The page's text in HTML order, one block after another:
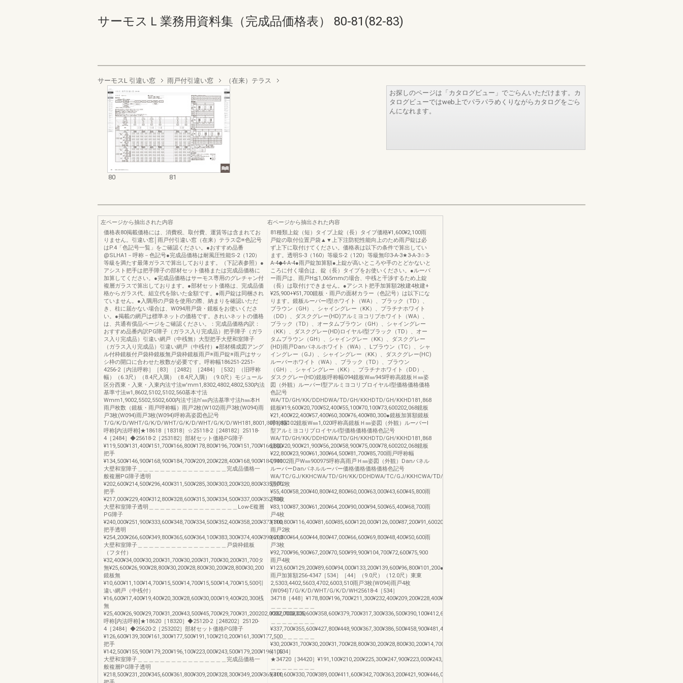
サーモスＬ業務用資料集（完成品価格表） 80-81(82-83)
サーモスL 引違い窓 雨戸付引違い窓 （在来）テラス
80 81
お探しのページは「カタログビュー」でごらんいただけます。カ
タログビューではweb上でパラパラめくりながらカタログをごら
んになれます。
左ページから抽出された内容
価格表80掲載価格には、消費税、取付費、運賃等は含まれてお
りません。引違い窓│雨戸付引違い窓（在来）テラス②※色記号
はP.4「色記号一覧」をご確認ください。●おすすめ品番
@SLHA1－呼称－色記号●完成品価格は耐風圧性能S-2（120）
等級を満たす最薄ガラスで算出しております。（下記表参照）●
アシスト把手は把手障子の部材セット価格または完成品価格に
加算してください。●完成品価格はサーモス専用のグレチャン付
複層ガラスで算出しております。●部材セット価格は、完成品価
格からガラス代、組立代を除いた金額です。●雨戸錠は同梱され
ていません。●入隅用の戸袋を使用の際、納まりを確認いただ
き、柱に届かない場合は、W094用戸袋・鏡板をお使いくださ
い。●掲載の網戸は標準ネットの価格です。きれいネットの価格
は、共通有償品ページをご確認ください。：完成品価格内訳：
おすすめ品番内訳PG障子（ガラス入り完成品）把手障子（ガラ
ス入り完成品）引違い網戸（中桟無）大型把手大壁和室障子
（ガラス入り完成品）引違い網戸（中桟付）●部材構成図アング
ル付枠鏡板付戸袋枠鏡板無戸袋枠鏡板雨戸※雨戸錠※雨戸はサッ
シ枠の開口に合わせた枚数が必要です。呼称幅186251-2251-
4256-2［内法呼称］［83］［2482］［2484］［532］（旧呼称
幅）（6.3尺）（8.4尺入隅）（8.4尺入隅）（9.0尺）モジュール
区分西東・入東・入東内法寸法w'mm1,8302,4802,4802,530内法
基準寸法w1,8602,5102,5102,560基本寸法
Wmm1,9002,5502,5502,600内法寸法h'㎜内法基準寸法h㎜本H
雨戸枚数（鏡板・雨戸呼称幅）雨戸2枚(W102)雨戸3枚(W094)雨
戸3枚(W094)雨戸3枚(W094)呼称高姿図色記号
T/G/K/D/WHT/G/K/D/WHT/G/K/D/WHT/G/K/D/WH181,8001,8001,830
呼称[内法呼称]★18618［18318］☆25118-2［248182］25118-
4［2484］◆25618-2［253182］部材セット価格PG障子
¥119,500¥131,400¥151,700¥166,800¥178,800¥196,700¥151,700¥166,800
把手
¥134,500¥146,900¥168,900¥184,700¥209,200¥228,400¥168,900¥184,700
大壁和室障子＿＿＿＿＿＿＿＿＿＿＿＿＿＿＿＿完成品価格一
般複層PG障子透明
¥202,600¥214,500¥296,400¥311,500¥285,300¥303,200¥320,800¥335,900
把手
¥217,000¥229,400¥312,800¥328,600¥315,300¥334,500¥337,000¥352,800
大壁和室障子透明＿＿＿＿＿＿＿＿＿＿＿＿＿＿＿＿Low-E複層
PG障子
¥240,000¥251,900¥333,600¥348,700¥334,500¥352,400¥358,200¥373,300
把手透明
¥254,200¥266,600¥349,800¥365,600¥364,100¥383,300¥374,400¥390,200
大壁和室障子＿＿＿＿＿＿＿＿＿＿＿＿＿＿＿＿戸袋枠鏡板
（フタ付）
¥32,400¥34,000¥30,200¥31,700¥30,200¥31,700¥30,200¥31,700タ
無¥25,600¥26,900¥28,800¥30,200¥28,800¥30,200¥28,800¥30,200
鏡板無
¥10,600¥11,100¥14,700¥15,500¥14,700¥15,500¥14,700¥15,500引
違い網戸（中桟付）
¥16,600¥17,400¥19,400¥20,300¥28,600¥30,000¥19,400¥20,300桟
無
¥25,400¥26,900¥29,700¥31,200¥43,500¥45,700¥29,700¥31,200202,0002,0002,030
呼称[内法呼称]★18620［18320］◆25120-2［248202］25120-
4［2484］◆25620-2［253202］部材セット価格PG障子
¥126,600¥139,300¥161,300¥177,500¥191,100¥210,200¥161,300¥177,500
把手
¥142,500¥155,900¥179,200¥196,100¥223,000¥243,500¥179,200¥196,100
大壁和室障子＿＿＿＿＿＿＿＿＿＿＿＿＿＿＿＿完成品価格一
般複層PG障子透明
¥218,500¥231,200¥345,600¥361,800¥309,200¥328,300¥349,200¥365,400
右ページから抽出された内容
81種類上錠（短）タイプ上錠（長）タイプ価格¥1,600¥2,100雨
戸錠の取付位置戸袋▲▼上下注防犯性能向上のため雨戸錠は必
ず上下に取付けてください。価格表は以下の条件で算出してい
ます。透明S-3（160）等級S-2（120）等級無印3-A-3★3-A-3☆3-
A-4◆4-A-4●雨戸錠加算額●上錠が高いところや手のとどかないと
ころに付く場合は、錠（長）タイプをお使いください。●ルーバ
ー雨戸は、雨戸H≦1,065mmの場合、中桟と干渉するため上錠
（長）は取付けできません。●アシスト把手加算額2枚建4枚建+
¥25,900+¥51,700鏡板・雨戸の面材カラー（色記号）は以下にな
ります。鏡板ルーバーⅠ型ホワイト（WA）、ブラック（TD）、
ブラウン（GH）、シャイングレー（KK）、プラチナホワイト
（DD）、ダスクグレー(HD)アルミヨコリブホワイト（WA）、
ブラック（TD）、オータムブラウン（GH）、シャイングレー
（KK）、ダスクグレー(HD)ロイヤルⅠ型ブラック（TD）、オー
タムブラウン（GH）、シャイングレー（KK）、ダスクグレー
(HD)雨戸Danパネルホワイト（WA）、Lブラウン（TC）、シャ
イングレー（GJ）、シャイングレー（KK）、ダスクグレー(HC)
ルーバーホワイト（WA）、ブラック（TD）、ブラウン
（GH）、シャイングレー（KK）、プラチナホワイト（DD）、
ダスクグレー(HD)鏡板呼称幅094鏡板W㎜945呼称高鏡板Ｈ㎜姿
図（外観）ルーバーⅠ型アルミヨコリブロイヤルⅠ型価格価格価格
色記号
WA/TD/GH/KK/DDHDWA/TD/GH/KKHDTD/GH/KKHD181,868
鏡板¥19,600¥20,700¥52,400¥55,100¥70,100¥73,600202,068鏡板
¥21,400¥22,400¥57,400¥60,300¥76,400¥80,300●鏡板加算額鏡板
呼称幅102鏡板W㎜1,020呼称高鏡板Ｈ㎜姿図（外観）ルーバーⅠ
型アルミヨコリブロイヤルⅠ型価格価格価格色記号
WA/TD/GH/KK/DDHDWA/TD/GH/KKHDTD/GH/KKHD181,868
鏡板¥20,900¥21,900¥56,200¥58,900¥75,000¥78,600202,068鏡板
¥22,800¥23,900¥61,300¥64,500¥81,700¥85,700雨戸呼称幅
094102雨戸W㎜900975呼称高雨戸Ｈ㎜姿図（外観）Danパネル
ルーバーDanパネルルーバー価格価格価格価格色記号
WA/TC/GJ/KKHCWA/TD/GH/KK/DDHDWA/TC/GJ/KKHCWA/TD/GH/KK/DDHD181,843
雨戸2枚
¥55,400¥58,200¥40,800¥42,800¥60,000¥63,000¥43,600¥45,800雨
戸3枚
¥83,100¥87,300¥61,200¥64,200¥90,000¥94,500¥65,400¥68,700雨
戸4枚
¥110,800¥116,400¥81,600¥85,600¥120,000¥126,000¥87,200¥91,600202,043
雨戸2枚
¥61,800¥64,600¥44,800¥47,000¥66,600¥69,800¥48,400¥50,600雨
戸3枚
¥92,700¥96,900¥67,200¥70,500¥99,900¥104,700¥72,600¥75,900
雨戸4枚
¥123,600¥129,200¥89,600¥94,000¥133,200¥139,600¥96,800¥101,200●
雨戸加算額256-4347［534］［44］（9.0尺）（12.0尺）東東
2,5303,4402,5603,4702,6003,510雨戸3枚(W094)雨戸4枚
(W094)T/G/K/D/WHT/G/K/D/WH25618-4［534］
34718［448］¥178,800¥196,700¥211,300¥232,400¥209,200¥228,400¥243,200¥265,700
¥287,700¥305,600¥358,600¥379,700¥317,300¥336,500¥390,100¥412,600
¥337,700¥355,600¥427,800¥448,900¥367,300¥386,500¥458,900¥481,400
＿＿＿＿＿＿＿＿
¥30,200¥31,700¥30,200¥31,700¥28,800¥30,200¥28,800¥30,200¥14,700¥15,500¥19,700¥20,800¥28,600¥30,000¥31,500¥33,200¥43,500¥45,700¥48,100¥50,60025620-
4［534］
★34720［34420］¥191,100¥210,200¥225,300¥247,900¥223,000¥243,500¥258,600¥282,700
¥311,600¥330,700¥389,000¥411,600¥342,700¥363,200¥421,900¥446,000